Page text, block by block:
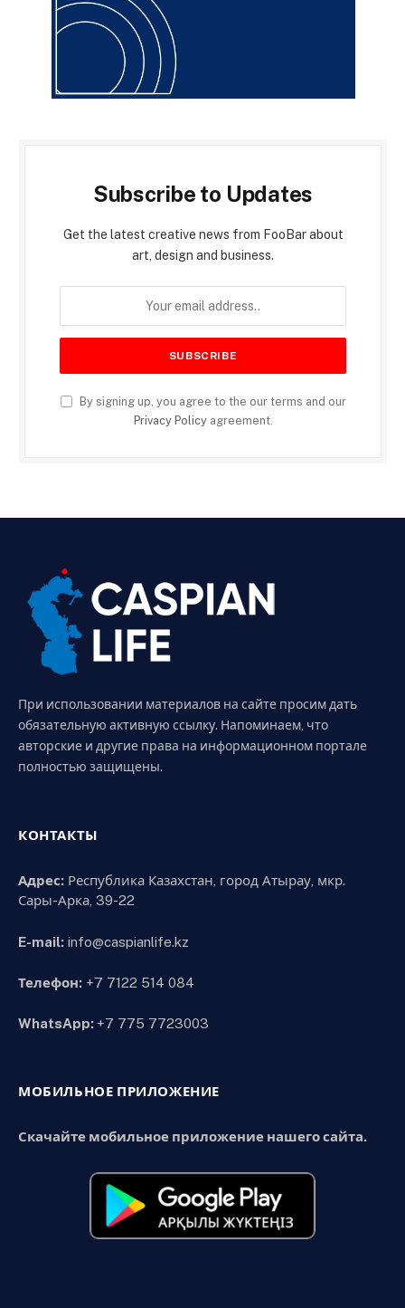
Subscribe to Updates
Get the latest creative news from FooBar about
art, design and business.
By signing up, you agree to the our terms and our
Privacy Policyagreement.
При использовании материалов на сайте просим дать
обязательную активную ссылку. Напоминаем, что
авторские и другие права на информационном портале
полностью защищены.
КОНТАКТЫ
Адрес: Республика Казахстан, город Атырау, мкр.
Сары-Арка, 39-22
E-mail: info@caspianlife.kz
Телефон: +7 7122 514 084
WhatsApp: +7 775 7723003
МОБИЛЬНОЕ ПРИЛОЖЕНИЕ
Скачайте мобильное приложение нашего сайта.